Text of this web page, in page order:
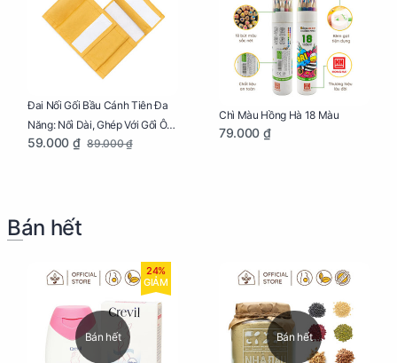
Đai Nối Gối Bầu Cánh Tiên Đa
Năng: Nối Dài, Ghép Với Gối Ôm
Dễ Dàng
59.000 ₫ 89.000 ₫
Chì Màu Hồng Hà 18 Màu
79.000 ₫
Bán hết
Bán hết
24%
GIẢM
Bán hết